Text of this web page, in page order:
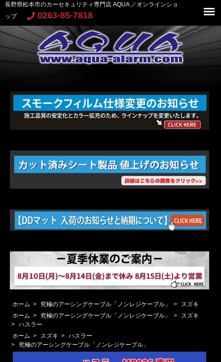
長野県松本市のカーセキュリティ専門店 AQUA ／オンラインショ
ップ
0263-85-7818
ホーム > 究極のアーシングケーブル「ノンレジケーブル」 >
スズキ
ホーム > 究極のアーシングケーブル「ノンレジケーブル」 >
スズキ
> ハスラー
ホーム > スズキ > ハスラー
>
究極のアーシングケーブル「ノンレジケーブル」